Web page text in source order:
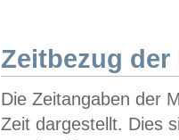
Zeitbezug der
Die Zeitangaben der
Zeit dargestellt. Dies